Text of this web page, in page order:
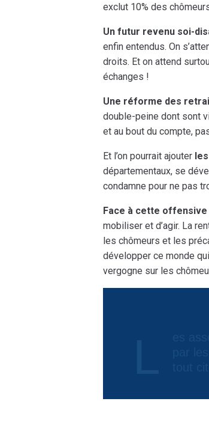
exclut 10% des
Un futur revenu soi-
enfin entendus. On
droits. Et on attend
échanges !
Une réforme des
double-peine dont sont
et au bout du compte,
Et l’on pourrait ajouter
départementaux, se
condamne pour ne pas
Face à cette offensive
mobiliser et d’agir. La
les chômeurs et les
développer ce monde
vergogne sur les